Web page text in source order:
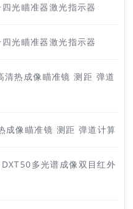
光瞄准器激光指示器
光瞄准器激光指示器
热成像瞄准镜 测距 弹道
像瞄准镜 测距 弹道计算
多光谱成像双目红外